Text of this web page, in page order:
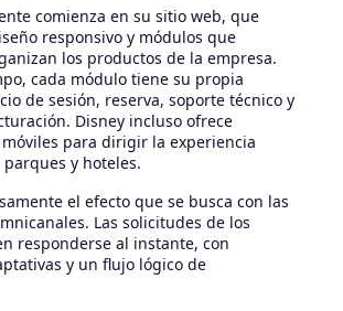
comienza en su sitio web, que
responsivo y módulos que
los productos de la empresa.
cada módulo tiene su propia
de sesión, reserva, soporte técnico y
Disney incluso ofrece
para dirigir la experiencia
y hoteles.
el efecto que se busca con las
Las solicitudes de los
responderse al instante, con
y un flujo lógico de